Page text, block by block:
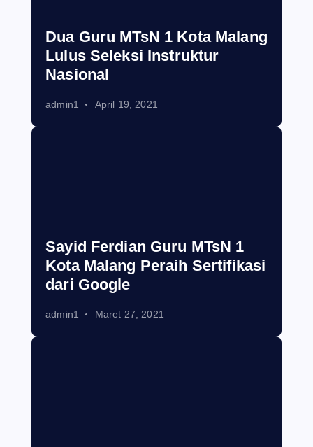
Dua Guru MTsN 1 Kota Malang
Lulus Seleksi Instruktur
Nasional
admin1 April 19, 2021
Sayid Ferdian Guru MTsN 1
Kota Malang Peraih Sertifikasi
dari Google
admin1 Maret 27, 2021